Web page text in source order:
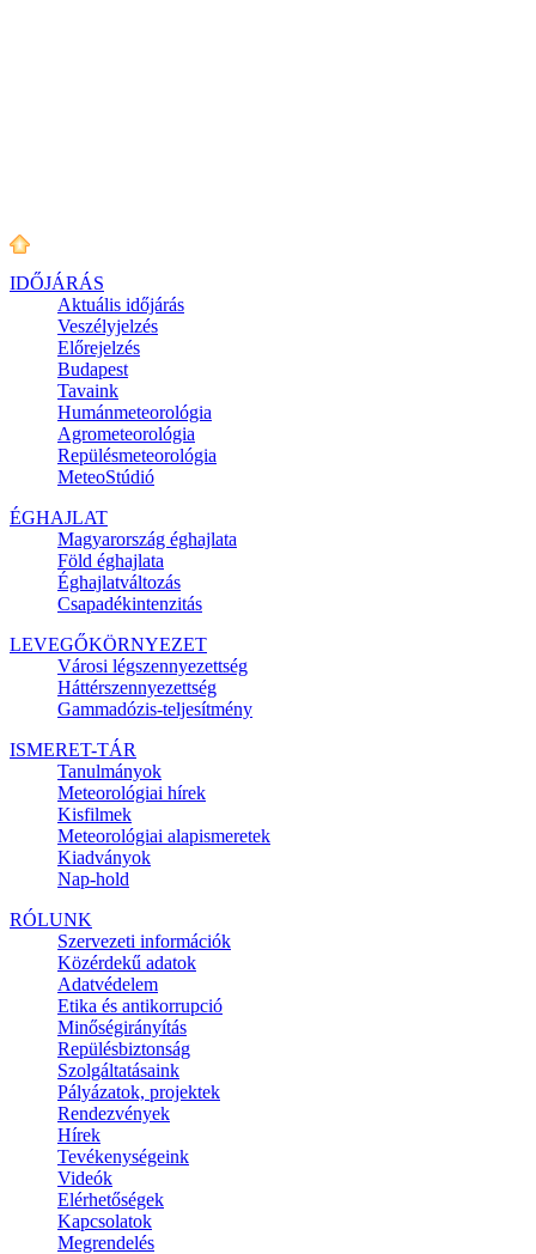
IDŐJÁRÁS
Aktuális időjárás
Veszélyjelzés
Előrejelzés
Budapest
Tavaink
Humánmeteorológia
Agrometeorológia
Repülésmeteorológia
MeteoStúdió
ÉGHAJLAT
Magyarország éghajlata
Föld éghajlata
Éghajlatváltozás
Csapadékintenzitás
LEVEGŐKÖRNYEZET
Városi légszennyezettség
Háttérszennyezettség
Gammadózis-teljesítmény
ISMERET-TÁR
Tanulmányok
Meteorológiai hírek
Kisfilmek
Meteorológiai alapismeretek
Kiadványok
Nap-hold
RÓLUNK
Szervezeti információk
Közérdekű adatok
Adatvédelem
Etika és antikorrupció
Minőségirányítás
Repülésbiztonság
Szolgáltatásaink
Pályázatok, projektek
Rendezvények
Hírek
Tevékenységeink
Videók
Elérhetőségek
Kapcsolatok
Megrendelés